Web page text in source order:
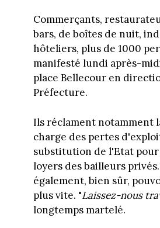
Commerçants,
bars, de boîtes de nuit,
hôteliers, plus de 1000
manifesté lundi après-
place Bellecour en
Préfecture.
Ils réclament notamment
charge des pertes
substitution de l'Etat
loyers des bailleurs
également, bien sûr,
plus vite. "Laissez-nous
longtemps martelé.